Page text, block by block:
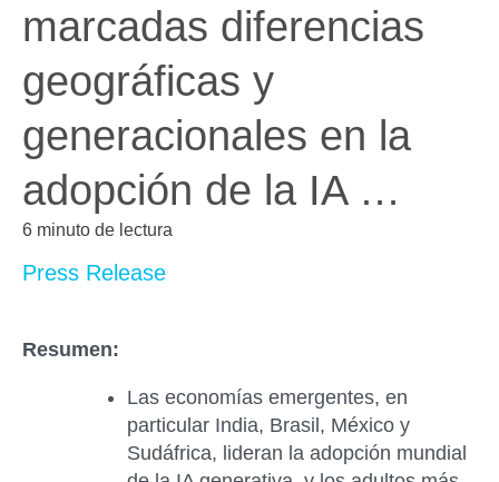
marcadas diferencias
geográficas y
generacionales en la
adopción de la IA …
6 minuto de lectura
Press Release
Resumen:
Las economías emergentes, en
particular India, Brasil, México y
Sudáfrica, lideran la adopción mundial